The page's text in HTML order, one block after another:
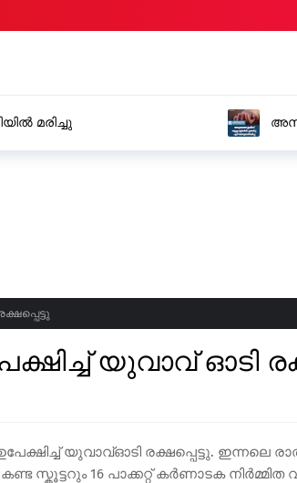
മരിച്ചു
യുവാവ് ഓടി
യുവാവ്ഓടി രക്ഷപ്പെട്ടു. ഇന്നലെ
സ്കൂട്ടറും 16 പാക്കറ്റ് കർണാടക നിർമ്മിത